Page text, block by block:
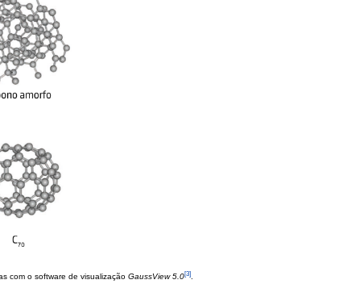
com o software de visualização GaussView 5.0[3].